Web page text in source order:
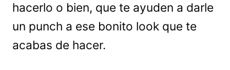
hacerlo o bien, que te ayuden a darle
un punch a ese bonito look que te
acabas de hacer.